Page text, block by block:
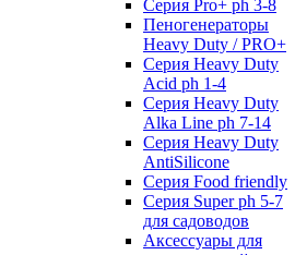
Серия Pro+ ph 3-8
Пеногенераторы
Heavy Duty / PRO+
Серия Heavy Duty
Acid ph 1-4
Серия Heavy Duty
Alka Line ph 7-14
Серия Heavy Duty
AntiSilicone
Серия Food friendly
Серия Super ph 5-7
для садоводов
Аксессуары для